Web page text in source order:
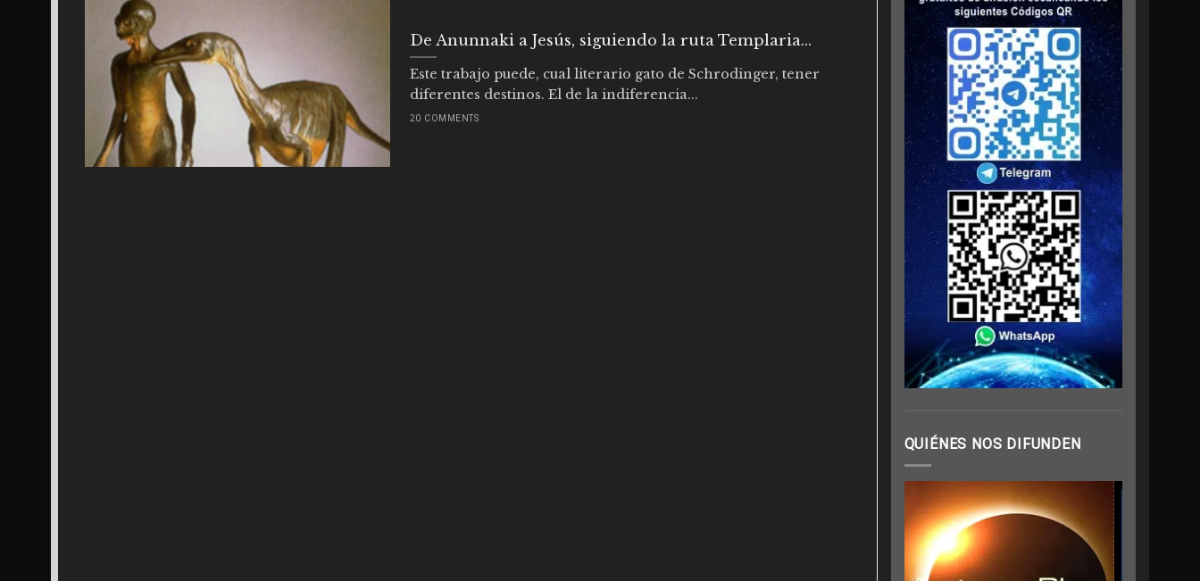
De Anunnaki a Jesús, siguiendo la ruta Templaria…
Este trabajo puede, cual literario gato de Schrodinger, tener
diferentes destinos. El de la indiferencia...
20 COMMENTS
QUIÉNES NOS DIFUNDEN